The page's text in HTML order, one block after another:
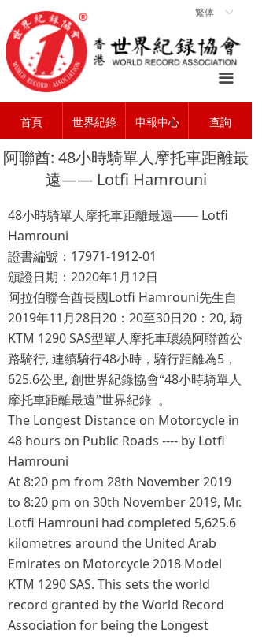
首頁 世界紀錄 申報中心 查詢
ꀅ
繁体
끀
ꀇ 首頁
ꄃ 關於協會
ꁡ 世界紀錄
ꄠ 查詢中心
ꂐ 申報中心
ꁘ 聯系我們
阿聯酋: 48小時騎單人摩托車距離最
遠—— Lotfi Hamrouni
48小時騎單人摩托車距離最遠—— Lotfi
Hamrouni
證書編號： 17971-1912-01
頒證日期： 2020年1 月12日
阿拉伯聯合酋長國Lotfi Hamrouni先生自
2019年11 月28日20 ： 20至30日20 ： 20,騎
KTM 1290 SAS型單人摩托車環繞阿聯酋公
路騎行, 連續騎行48小時，騎行距離為5 ，
625.6公里, 創世界紀錄協會“48小時騎單人
摩托車距離最遠”世界紀錄 。
The Longest Distance on Motorcycle in
48 hours on Public Roads ---- by Lotfi
Hamrouni
At 8:20 pm from 28th November 2019
to 8:20 pm on 30th November 2019, Mr.
Lotfi Hamrouni had completed 5,625.6
kilometres around the United Arab
Emirates on Motorcycle 2018 Model
KTM 1290 SAS. This sets the world
record granted by the World Record
Association for being the Longest